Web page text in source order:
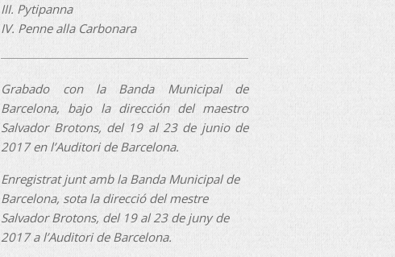
III. Pytipanna
IV. Penne alla Carbonara
Grabado con la Banda Municipal de
Barcelona, bajo la dirección del maestro
Salvador Brotons, del 19 al 23 de junio de
2017 en l’Auditori de Barcelona.
Enregistrat junt amb la Banda Municipal de
Barcelona, sota la direcció del mestre
Salvador Brotons, del 19 al 23 de juny de
2017 a l’Auditori de Barcelona.